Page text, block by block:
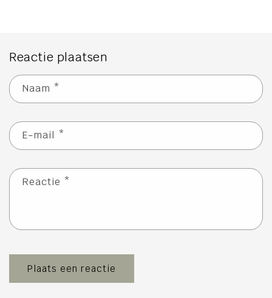
Reactie plaatsen
Naam *
E‑mail *
Reactie *